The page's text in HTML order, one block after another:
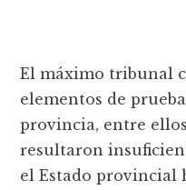
El máximo tribunal
elementos de
provincia, entre
resultaron
el Estado provincial